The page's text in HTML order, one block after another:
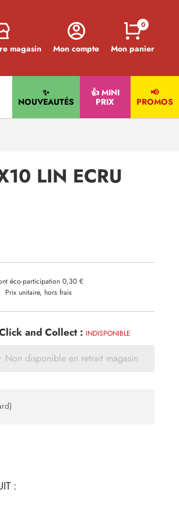
magasin Mon compte Mon panier
0
✨
NOUVEAUTÉS
👍 MINI
PRIX
📢
PROMOS
LIN ECRU
éco-participation 0,30 €
Prix unitaire, hors frais
and Collect : INDISPONIBLE
Non disponible en retrait magasin
: